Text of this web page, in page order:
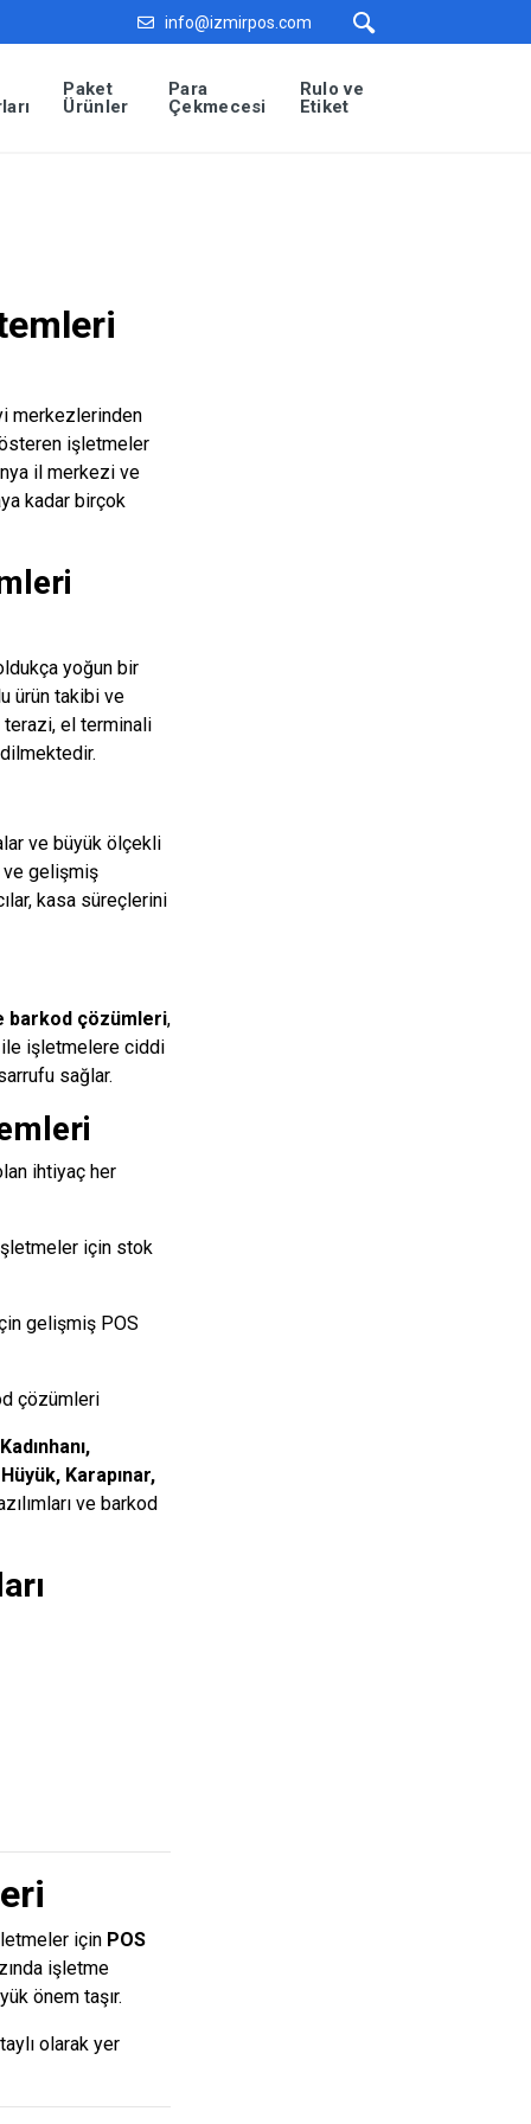
info@izmirpos.com
Paket
Ürünler
Para
Çekmecesi
Rulo ve
Etiket
merkezlerinden
işletmeler
il merkezi ve
kadar birçok
yoğun bir
ürün takibi ve
terazi, el terminali
ve büyük ölçekli
gelişmiş
kasa süreçlerini
barkod çözümleri,
işletmelere ciddi
sağlar.
ihtiyaç her
için stok
gelişmiş POS
çözümleri
Karapınar,
ve barkod
için POS
işletme
önem taşır.
olarak yer